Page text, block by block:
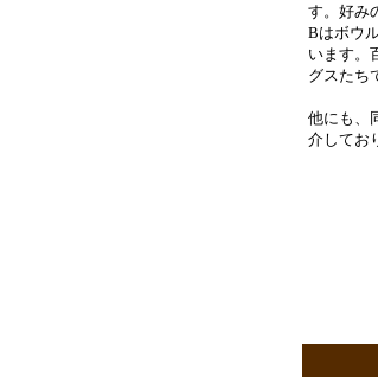
す。好み
Bはボウ
います。
グスたち
他にも、
介してお